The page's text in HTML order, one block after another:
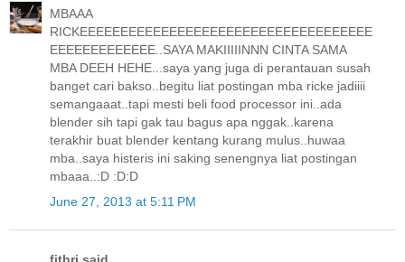
MBAAA
RICKEEEEEEEEEEEEEEEEEEEEEEEEEEEEEEEEEEEE
EEEEEEEEEEEEE..SAYA MAKIIIIINNN CINTA SAMA
MBA DEEH HEHE...saya yang juga di perantauan susah
banget cari bakso..begitu liat postingan mba ricke jadiiii
semangaaat..tapi mesti beli food processor ini..ada
blender sih tapi gak tau bagus apa nggak..karena
terakhir buat blender kentang kurang mulus..huwaa
mba..saya histeris ini saking senengnya liat postingan
mbaaa..:D :D:D
June 27, 2013 at 5:11 PM